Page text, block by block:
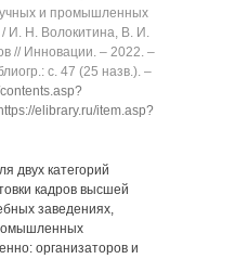
и промышленных
/ И. Н. Волокитина, В. И.
// Инновации. ‒ 2022. ‒
с. 47 (25 назв.). ‒
elibrary.ru/item.asp?
двух категорий
кадров высшей
заведениях,
организаторов и